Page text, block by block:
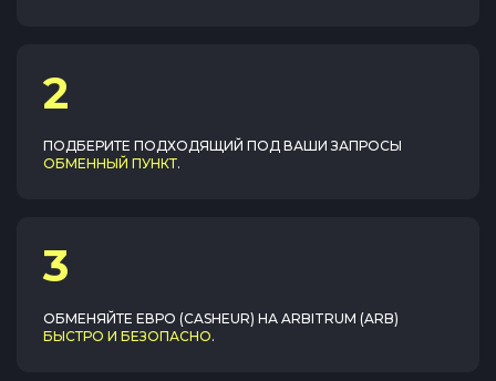
2
ПОДБЕРИТЕ ПОДХОДЯЩИЙ ПОД ВАШИ ЗАПРОСЫ
ОБМЕННЫЙ ПУНКТ.
3
ОБМЕНЯЙТЕ ЕВРО (CASHEUR) НА ARBITRUM (ARB)
БЫСТРО И БЕЗОПАСНО.